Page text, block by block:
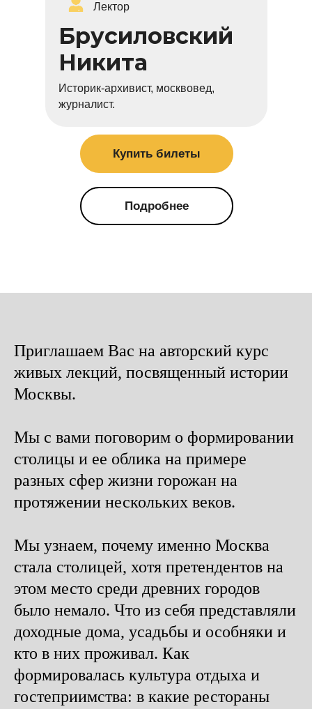
Купить билеты
Подробнее
Брусиловский
Никита
Лектор
Историк-архивист, москвовед,
журналист.
Приглашаем Вас на авторский курс
живых лекций, посвященный истории
Москвы.
Мы с вами поговорим о формировании
столицы и ее облика на примере
разных сфер жизни горожан на
протяжении нескольких веков.
Мы узнаем, почему именно Москва
стала столицей, хотя претендентов на
этом место среди древних городов
было немало. Что из себя представляли
доходные дома, усадьбы и особняки и
кто в них проживал. Как
формировалась культура отдыха и
гостеприимства: в какие рестораны